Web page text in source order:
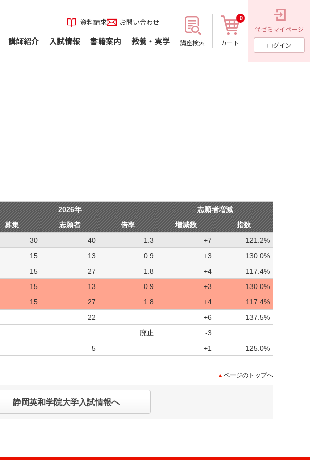
資料請求 お問い合わせ
講師紹介 入試情報 書籍案内 教養・実学 講座検索 カート
0
代ゼミマイページ
ログイン
2026年
志願者増減
募集 志願者 倍率 増減数
指数
30 40 1.3 +7
121.2%
15 13 0.9 +3
130.0%
15 27 1.8 +4
117.4%
15 13 0.9 +3
130.0%
15 27 1.8 +4
117.4%
22 +6
137.5%
廃止
-3
5 +1 125.0%
ページのトップへ
静岡英和学院大学入試情報へ